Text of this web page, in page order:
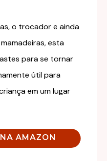
o trocador e ainda
esta
para se tornar
útil para
em um lugar
AMAZON